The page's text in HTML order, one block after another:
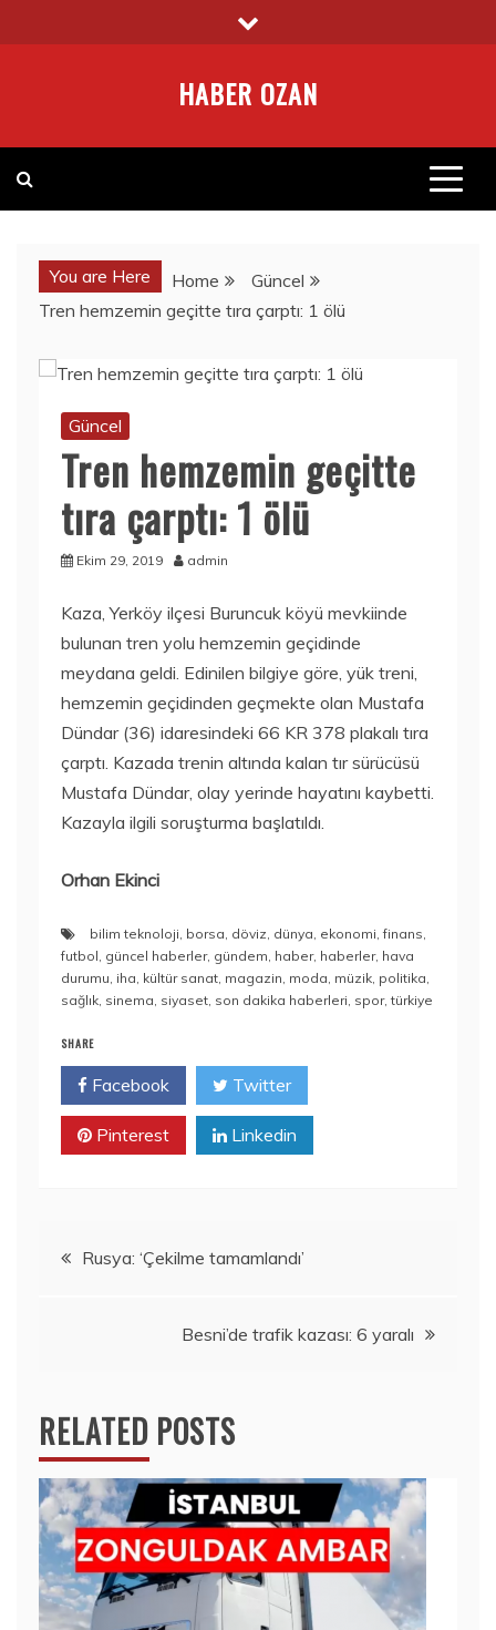
to
HABER OZAN
You are Here Home
Güncel
Tren hemzemin geçitte tıra çarptı: 1 ölü
Güncel
Tren hemzemin geçitte
tıra çarptı: 1 ölü
Ekim 29, 2019 admin
Kaza, Yerköy ilçesi Buruncuk köyü mevkiinde
bulunan tren yolu hemzemin geçidinde
meydana geldi. Edinilen bilgiye göre, yük treni,
hemzemin geçidinden geçmekte olan Mustafa
Dündar (36) idaresindeki 66 KR 378 plakalı tıra
çarptı. Kazada trenin altında kalan tır sürücüsü
Mustafa Dündar, olay yerinde hayatını kaybetti.
Kazayla ilgili soruşturma başlatıldı.
Orhan Ekinci
bilim teknoloji, borsa, döviz, dünya, ekonomi,finans,
futbol, güncel haberler, gündem, haber, haberler, hava
durumu, iha, kültür sanat, magazin, moda, müzik, politika,
sağlık, sinema, siyaset, son dakika haberleri, spor,türkiye
SHARE
Facebook Twitter
Pinterest Linkedin
YazıRusya: ‘Çekilme tamamlandı’
Besni’de trafik kazası: 6 yaralı
RELATED POSTS